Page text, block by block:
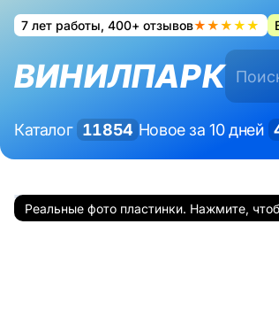
7 лет работы, 400+ отзывов★★★★★
ВИНИЛПАРК
Каталог 11854 Новое за 10 дней
Реальные фото пластинки. Нажмите,